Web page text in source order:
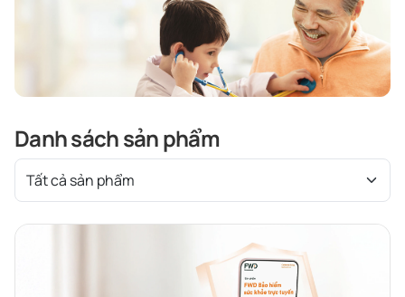
Danh sách sản phẩm